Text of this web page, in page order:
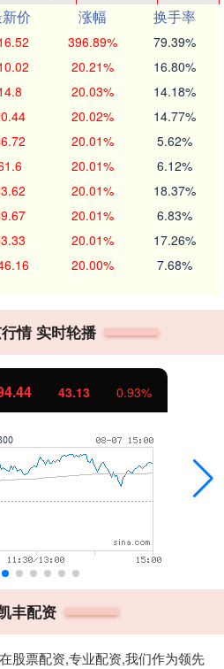
价 涨幅
换手率
396.89% 79.39%
20.21% 16.80%
20.03% 14.18%
20.02% 14.77%
20.01% 5.62%
20.01% 6.12%
20.01% 18.37%
20.01% 6.83%
20.01% 17.26%
20.00% 7.68%
情 实时轮播
43.13 0.93%
丰配资
股票配资,专业配资,我们作为领先